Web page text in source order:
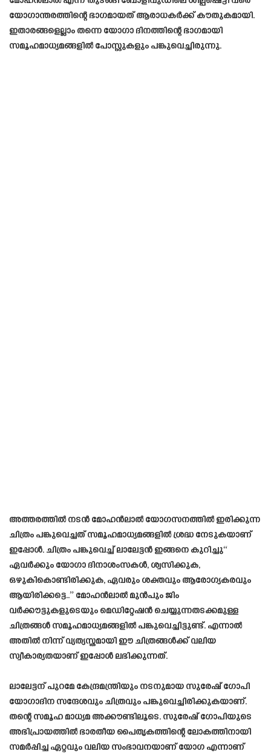
യോഗാന്തരത്തിന്റെ ഭാഗമായത് ആരാധകർക്ക് കൗതുകമായി.
ഇതാരങ്ങളെല്ലാം തന്നെ യോഗാ ദിനത്തിന്റെ ഭാഗമായി
സമൂഹമാധ്യമങ്ങളിൽ പോസ്റ്റുകളും പങ്കുവെച്ചിരുന്നു.
അത്തരത്തിൽ നടൻ മോഹൻലാൽ യോഗസനത്തിൽ ഇരിക്കുന്ന
ചിത്രം പങ്കുവെച്ചത് സമൂഹമാധ്യമങ്ങളിൽ ശ്രദ്ധ നേടുകയാണ്
ഇപ്പോൾ. ചിത്രം പങ്കുവെച്ച് ലാലേട്ടൻ ഇങ്ങനെ കുറിച്ചു“
ഏവർക്കും യോഗാ ദിനാശംസകൾ, ശ്വസിക്കുക,
ഒഴുകികൊണ്ടിരിക്കുക, ഏവരും ശക്തവും ആരോഗ്യകരവും
ആയിരിക്കട്ടെ..” മോഹൻലാൽ മുൻപും ജിം
വർക്കൗട്ടുകളുടെയും മെഡിറ്റേഷൻ ചെയ്യുന്നതടക്കമുള്ള
ചിത്രങ്ങൾ സമൂഹമാധ്യമങ്ങളിൽ പങ്കുവെച്ചിട്ടുണ്ട്. എന്നാൽ
അതിൽ നിന്ന് വ്യത്യസ്തമായി ഈ ചിത്രങ്ങൾക്ക് വലിയ
സ്വീകാര്യതയാണ് ഇപ്പോൾ ലഭിക്കുന്നത്.
ലാലേട്ടന് പുറമേ കേന്ദ്രമന്ത്രിയും നടനുമായ സുരേഷ് ഗോപി
യോഗാദിന സന്ദേശവും ചിത്രവും പങ്കുവെച്ചിരിക്കുകയാണ്.
തന്റെ സമൂഹ മാധ്യമ അക്കൗണ്ടിലൂടെ. സുരേഷ് ഗോപിയുടെ
അഭിപ്രായത്തിൽ ഭാരതീയ പൈതൃകത്തിന്റെ ലോകത്തിനായി
സമർപ്പിച്ച ഏറ്റവും വലിയ സംഭാവനയാണ് യോഗ എന്നാണ്